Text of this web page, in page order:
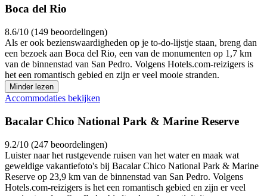
Boca del Rio
8.6/10 (149 beoordelingen)
Als er ook bezienswaardigheden op je to-do-lijstje staan, breng dan
een bezoek aan Boca del Rio, een van de monumenten op 1,7 km
van de binnenstad van San Pedro. Volgens Hotels.com-reizigers is
het een romantisch gebied en zijn er veel mooie stranden.
Minder lezen
Accommodaties bekijken
Bacalar Chico National Park & Marine Reserve
9.2/10 (247 beoordelingen)
Luister naar het rustgevende ruisen van het water en maak wat
geweldige vakantiefoto's bij Bacalar Chico National Park & Marine
Reserve op 23,9 km van de binnenstad van San Pedro. Volgens
Hotels.com-reizigers is het een romantisch gebied en zijn er veel